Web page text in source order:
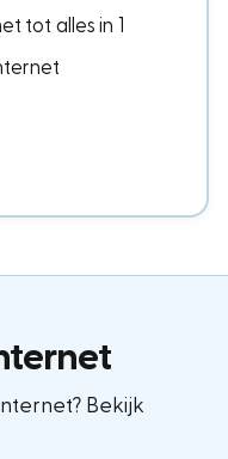
tot alles in 1
Bekijk